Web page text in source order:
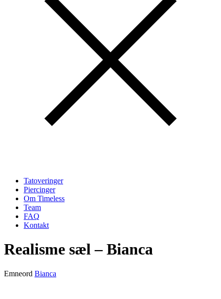
Tatoveringer
Piercinger
Om Timeless
Team
FAQ
Kontakt
Realisme sæl – Bianca
Emneord Bianca